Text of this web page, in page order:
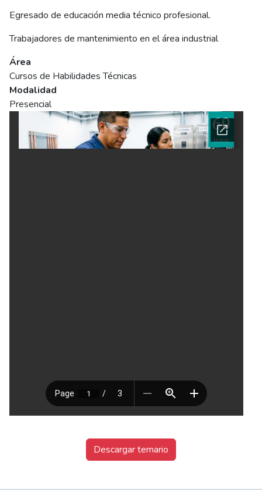
Egresado de educación media técnico profesional.
Trabajadores de mantenimiento en el área industrial
Área
Cursos de Habilidades Técnicas
Modalidad
Presencial
Ficha del curso
Descargar temario